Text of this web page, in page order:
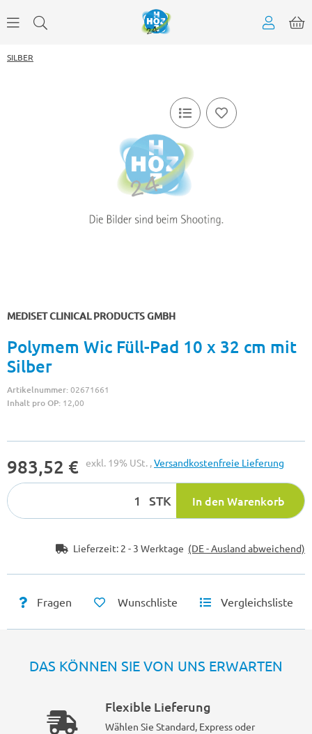
SILBER
MEDISET CLINICAL PRODUCTS GMBH
Polymem Wic Füll-Pad 10 x 32 cm mit
Silber
Artikelnummer:02671661
Inhalt pro OP: 12,00
983,52 € exkl. 19% USt. ,Versandkostenfreie Lieferung
STK In den Warenkorb
Lieferzeit: 2 - 3 Werktage (DE - Ausland abweichend)
Fragen Wunschliste Vergleichsliste
DAS KÖNNEN SIE VON UNS ERWARTEN
Flexible Lieferung
Wählen Sie Standard, Express oder